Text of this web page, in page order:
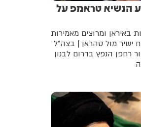
הנשיא טראמפ על
באיראן ומרוצים מאמירות
ישיר מול טהראן | בצה"ל
רחפן הנפץ בדרום לבנון